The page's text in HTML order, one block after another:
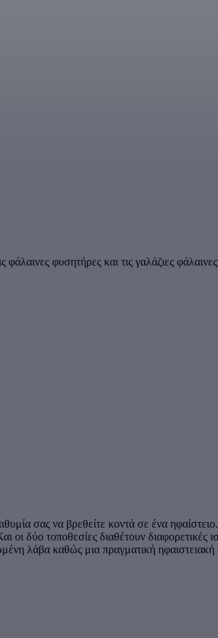
φάλαινες φυσητήρες και τις γαλάζιες
σας να βρεθείτε κοντά σε ένα
οι δύο τοποθεσίες διαθέτουν διαφορετικές
λάβα καθώς μια πραγματική